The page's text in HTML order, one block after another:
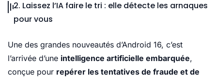
2. Laissez l’IA faire le tri : elle détecte les arnaques
pour vous
Une des grandes nouveautés d’Android 16, c’est
l’arrivée d’une intelligence artificielle embarquée,
conçue pour repérer les tentatives de fraude et de